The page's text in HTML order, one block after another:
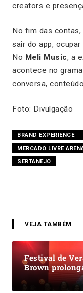
creators e
No fim das
sair do app,
No Meli Music, a
acontece no
conversa,
Foto: Divulgação
BRAND EXPERIENCE
MERCADO LIVRE
SERTANEJO
VEJA TAMBÉM
Festival de
Brown